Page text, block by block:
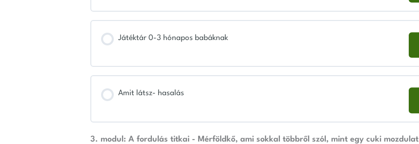
Játéktár 0-3 hónapos babáknak
Amit látsz- hasalás
3. modul: A fordulás titkai - Mérföldkő, ami sokkal többről szól, mint egy cuki mozdulat